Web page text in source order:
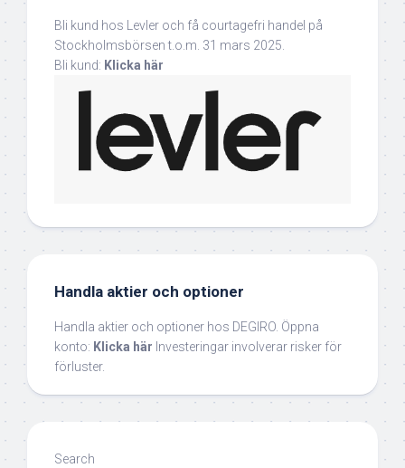
Bli kund hos Levler och få courtagefri handel på
Stockholmsbörsen t.o.m. 31 mars 2025.
Bli kund: Klicka här
Handla aktier och optioner
Handla aktier och optioner hos DEGIRO. Öppna
konto: Klicka här Investeringar involverar risker för
förluster.
Search